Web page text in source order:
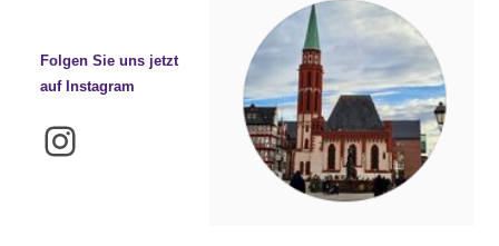
Folgen Sie uns jetzt
auf Instagram
Instagram